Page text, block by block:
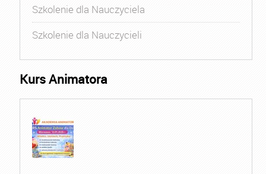
Szkolenie dla Nauczyciela
Szkolenie dla Nauczycieli
Kurs Animatora